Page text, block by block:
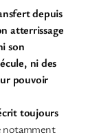
depuis
atterrissage
son
ni des
pouvoir
toujours
notamment